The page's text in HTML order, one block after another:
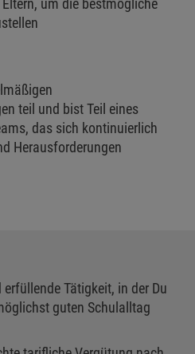
um die bestmögliche
teil und bist Teil eines
das sich kontinuierlich
Herausforderungen
Tätigkeit, in der Du
guten Schulalltag